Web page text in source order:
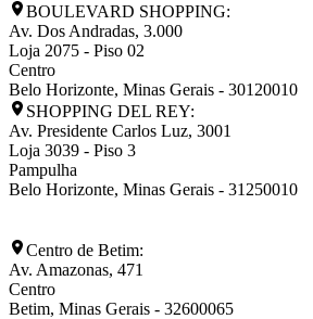
BOULEVARD SHOPPING:
Av. Dos Andradas, 3.000
Loja 2075 - Piso 02
Centro
Belo Horizonte, Minas Gerais - 30120010
SHOPPING DEL REY:
Av. Presidente Carlos Luz, 3001
Loja 3039 - Piso 3
Pampulha
Belo Horizonte, Minas Gerais - 31250010
Centro de Betim:
Av. Amazonas, 471
Centro
Betim, Minas Gerais - 32600065